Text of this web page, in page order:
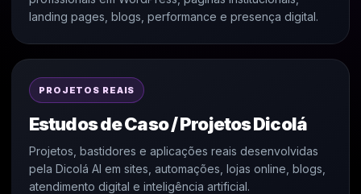
landing pages, blogs, performance e presença digital.
PROJETOS REAIS
Estudos de Caso / Projetos Dicolá
Projetos, bastidores e aplicações reais desenvolvidas
pela Dicolá AI em sites, automações, lojas online, blogs,
atendimento digital e inteligência artificial.